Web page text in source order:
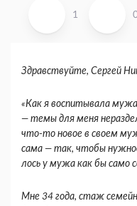
1
Здравствуйте, Сергей
«Как я воспитывала
— темы для меня
что-то новое в своем
сама — так, чтобы
лось у мужа как бы само
Мне 34 года, стаж